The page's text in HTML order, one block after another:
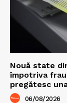
Nouă state
împotriva
pregătesc
06/08/2026